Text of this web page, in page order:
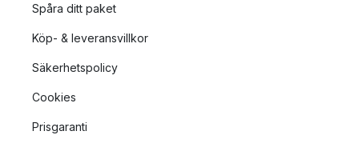
Spåra ditt paket
Köp- & leveransvillkor
Säkerhetspolicy
Cookies
Prisgaranti